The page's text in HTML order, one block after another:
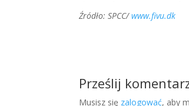
Źródło: SPCC/www.fivu.dk
Prześlij
Musisz się zalogować, aby